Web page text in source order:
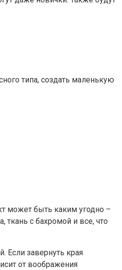
типа, создать маленькую
может быть каким угодно –
с бахромой и все, что
Если завернуть края
от воображения